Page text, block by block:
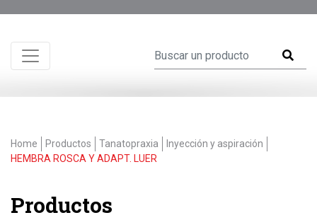
Home Productos Tanatopraxia
Inyección y aspiración
HEMBRA ROSCA Y ADAPT. LUER
Productos